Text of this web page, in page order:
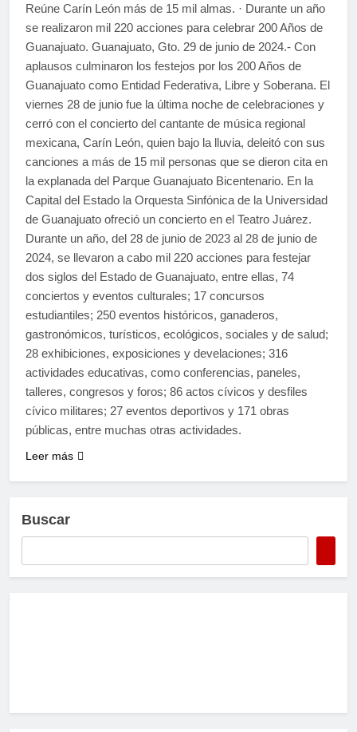
Reúne Carín León más de 15 mil almas. · Durante un año
se realizaron mil 220 acciones para celebrar 200 Años de
Guanajuato. Guanajuato, Gto. 29 de junio de 2024.- Con
aplausos culminaron los festejos por los 200 Años de
Guanajuato como Entidad Federativa, Libre y Soberana. El
viernes 28 de junio fue la última noche de celebraciones y
cerró con el concierto del cantante de música regional
mexicana, Carín León, quien bajo la lluvia, deleitó con sus
canciones a más de 15 mil personas que se dieron cita en
la explanada del Parque Guanajuato Bicentenario. En la
Capital del Estado la Orquesta Sinfónica de la Universidad
de Guanajuato ofreció un concierto en el Teatro Juárez.
Durante un año, del 28 de junio de 2023 al 28 de junio de
2024, se llevaron a cabo mil 220 acciones para festejar
dos siglos del Estado de Guanajuato, entre ellas, 74
conciertos y eventos culturales; 17 concursos
estudiantiles; 250 eventos históricos, ganaderos,
gastronómicos, turísticos, ecológicos, sociales y de salud;
28 exhibiciones, exposiciones y develaciones; 316
actividades educativas, como conferencias, paneles,
talleres, congresos y foros; 86 actos cívicos y desfiles
cívico militares; 27 eventos deportivos y 171 obras
públicas, entre muchas otras actividades.
Leer más
Buscar